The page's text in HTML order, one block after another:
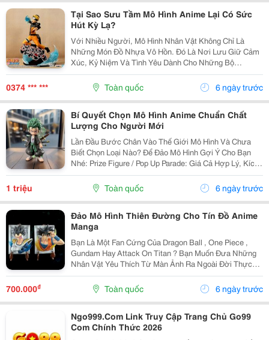
Tại Sao Sưu Tầm Mô Hình Anime Lại Có Sức
Hút Kỳ Lạ?
Với Nhiều Người, Mô Hình Nhân Vật Không Chỉ Là
Những Món Đồ Nhựa Vô Hồn. Đó Là Nơi Lưu Giữ Cảm
Xúc, Kỷ Niệm Và Tình Yêu Dành Cho Những Bộ
Anime/Manga Gắn Liền Với Tuổi Thơ Hay Thanh Xuân.
Sở Hữu Một Góc Trưng Bày Đẹp Mắt Tại Nhà Không Chỉ
0374 *** *** Toàn quốc 6 ngày trước
Bí Quyết Chọn Mô Hình Anime Chuẩn Chất
Lượng Cho Người Mới
Lần Đầu Bước Chân Vào Thế Giới Mô Hình Và Chưa
Biết Chọn Loại Nào? Để Đảo Mô Hình Gợi Ý Cho Bạn
Nhé: Prize Figure / Pop Up Parade: Giá Cả Hợp Lý, Kích
Thước Vừa Phải &Mdash; Lựa Chọn Hoàn Hảo Cho
Các Bạn Mới Tập Chơi. Scale Figure (1/7,...
1 triệu Toàn quốc 6 ngày trước
Đảo Mô Hình Thiên Đường Cho Tín Đồ Anime
Manga
Bạn Là Một Fan Cứng Của Dragon Ball , One Piece ,
Gundam Hay Attack On Titan ? Bạn Muốn Đưa Những
Nhân Vật Yêu Thích Từ Màn Ảnh Ra Ngoài Đời Thực?
Welcome To Đảo Mô Hình &Mdash; Nơi Quy Tụ Hàng
Loạt Mô Hình Anime/Manga Sắc Nét, Chuẩn Từng Chi
Tiết! ...
700.000₫ Toàn quốc 6 ngày trước
Ngo999.Com Link Truy Cập Trang Chủ Go99
Com Chính Thức 2026